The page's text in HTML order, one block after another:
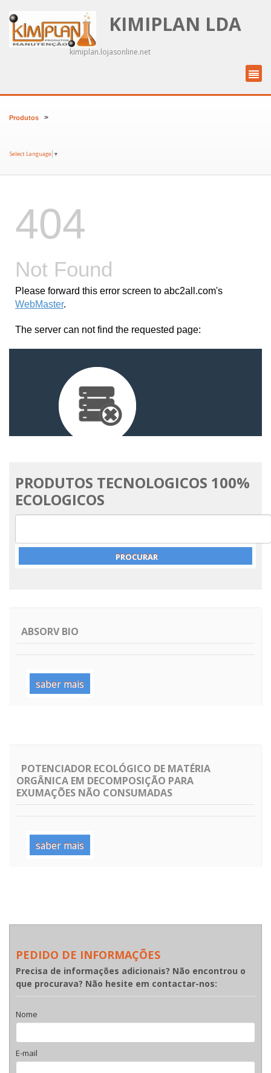
KIMIPLAN LDA
kimiplan.lojasonline.net
Produtos >
Select Language ▼
PRODUTOS TECNOLOGICOS 100%
ECOLOGICOS
ABSORV BIO
saber mais
POTENCIADOR ECOLÓGICO DE MATÉRIA
ORGÂNICA EM DECOMPOSIÇÃO PARA
EXUMAÇÕES NÃO CONSUMADAS
saber mais
PEDIDO DE INFORMAÇÕES
Precisa de informações adicionais? Não encontrou o
que procurava? Não hesite em contactar-nos:
Nome
E-mail